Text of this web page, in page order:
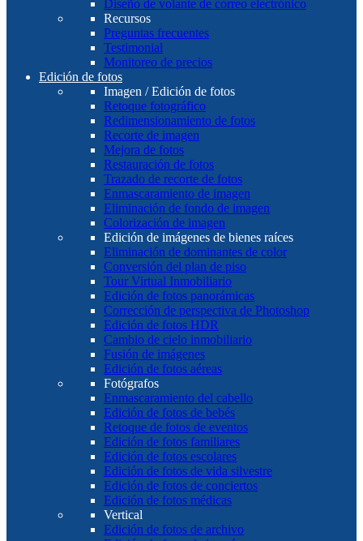
Diseño de volante de correo electrónico
Recursos
Preguntas frecuentes
Testimonial
Monitoreo de precios
Edición de fotos
Imagen / Edición de fotos
Retoque fotográfico
Redimensionamiento de fotos
Recorte de imagen
Mejora de fotos
Restauración de fotos
Trazado de recorte de fotos
Enmascaramiento de imagen
Eliminación de fondo de imagen
Colorización de imagen
Edición de imágenes de bienes raíces
Eliminación de dominantes de color
Conversión del plan de piso
Tour Virtual Inmobiliario
Edición de fotos panorámicas
Corrección de perspectiva de Photoshop
Edición de fotos HDR
Cambio de cielo inmobiliario
Fusión de imágenes
Edición de fotos aéreas
Fotógrafos
Enmascaramiento del cabello
Edición de fotos de bebés
Retoque de fotos de eventos
Edición de fotos familiares
Edición de fotos escolares
Edición de fotos de vida silvestre
Edición de fotos de conciertos
Edición de fotos médicas
Vertical
Edición de fotos de archivo